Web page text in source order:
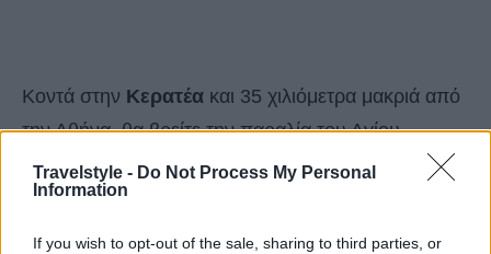
Travelstyle - Do Not Process My Personal
Information
If you wish to opt-out of the sale, sharing to third parties, or
Κοντά στην Κερατέα και 35 χιλιόμετρα μακριά από
την Αθήνα, θα βρείτε την παραλία του Αγίου
Δημητρίου. Είναι σχετικά μικρή αλλά αμμουδερή,
γεγονός που την καθιστά ιδανική για ατελείωτα
παιχνίδια στην άμμο. Υπάρχουν ομπρέλες, αλλά